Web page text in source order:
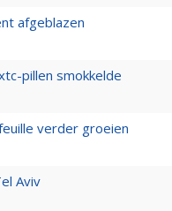
afgeblazen
pillen smokkelde
verder groeien
Aviv